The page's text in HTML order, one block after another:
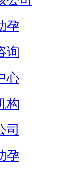
孕
询
心
构
司
孕